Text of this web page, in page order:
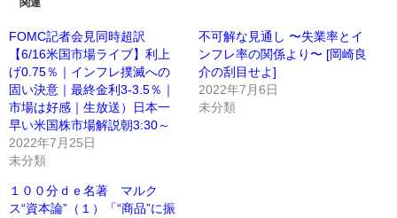
関連
FOMC記者会見同時超訳
【6/16米国市場ライブ】利上
げ0.75％｜インフレ撲滅への
固い決意｜最終金利3-3.5％｜
市場は好感｜生放送）日本一
早い米国株市場解説朝3:30～
2022年7月25日
未分類
不可解な見通し 〜失業率とイ
ンフレ率の関係より〜 [岡崎良
介の刮目せよ]
2022年7月6日
未分類
１００分ｄｅ名著 マルク
ス“資本論”（１）「“商品”に振